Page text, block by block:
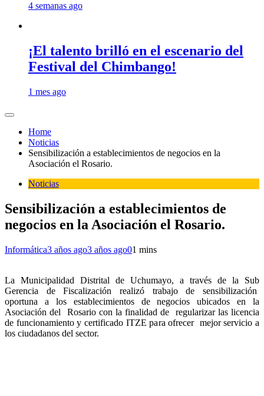
4 semanas ago
¡El talento brilló en el escenario del
Festival del Chimbango!
1 mes ago
Home
Noticias
Sensibilización a establecimientos de negocios en la
Asociación el Rosario.
Noticias
Sensibilización a establecimientos de
negocios en la Asociación el Rosario.
Informática3 años ago3 años ago01 mins
La Municipalidad Distrital de Uchumayo, a través de la Sub
Gerencia de Fiscalización realizó trabajo de sensibilización
oportuna a los establecimientos de negocios ubicados en la
Asociación del Rosario con la finalidad de regularizar las licencia
de funcionamiento y certificado ITZE para ofrecer mejor servicio a
los ciudadanos del sector.